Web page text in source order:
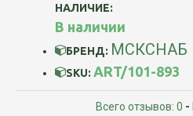
НАЛИЧИЕ:
В наличии
БРЕНД: МСКСНАБ
SKU: ART/101-893
Всего отзывов: 0 -